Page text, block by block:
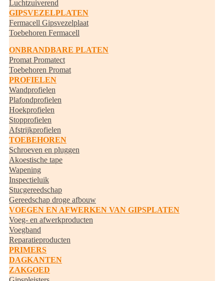
Luchtzuiverend
GIPSVEZELPLATEN
Fermacell Gipsvezelplaat
Toebehoren Fermacell
ONBRANDBARE PLATEN
Promat Promatect
Toebehoren Promat
PROFIELEN
Wandprofielen
Plafondprofielen
Hoekprofielen
Stopprofielen
Afstrijkprofielen
TOEBEHOREN
Schroeven en pluggen
Akoestische tape
Wapening
Inspectieluik
Stucgereedschap
Gereedschap droge afbouw
VOEGEN EN AFWERKEN VAN GIPSPLATEN
Voeg- en afwerkproducten
Voegband
Reparatieproducten
PRIMERS
DAGKANTEN
ZAKGOED